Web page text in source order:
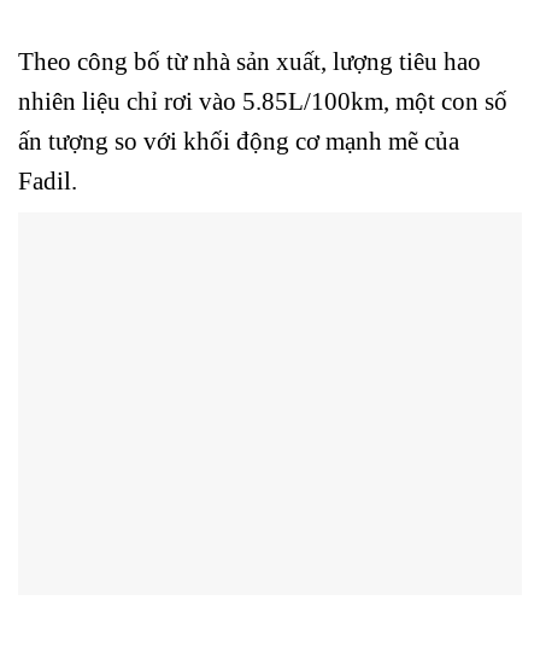
Theo công bố từ nhà sản xuất, lượng tiêu hao
nhiên liệu chỉ rơi vào 5.85L/100km, một con số
ấn tượng so với khối động cơ mạnh mẽ của
Fadil.